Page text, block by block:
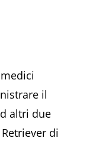
il
altri due
di